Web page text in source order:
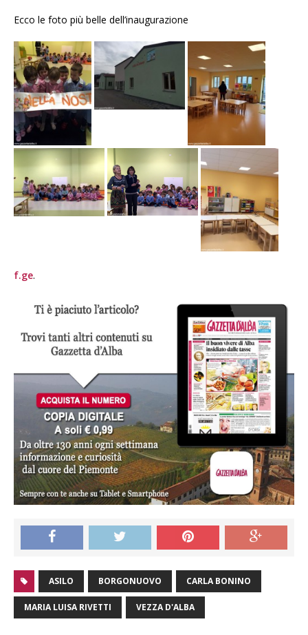
Ecco le foto più belle dell’inaugurazione
f.ge.
ASILO BORGONUOVO CARLA BONINO
MARIA LUISA RIVETTI VEZZA D'ALBA